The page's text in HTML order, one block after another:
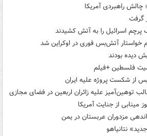
راهبردی آمریکا
گرفت
اسرائیل را به آتش کشیدند
خواستار آتش‌بس فوری در اوکراین شد
دیده بودند
فلسطین +فیلم
از شکست پروژه علیه ایران
توهین‌آمیز علیه زائران اربعین در فضای مجازی
مینابی از جنایت آمریکا
مزدوران عربستان در یمن
نتانیاهو